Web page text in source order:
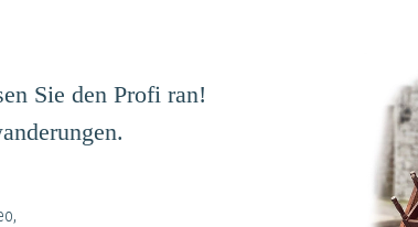
Sie den Profi ran!